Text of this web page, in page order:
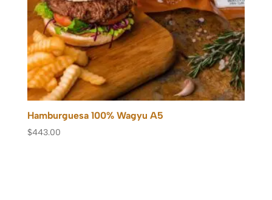
Hamburguesa 100% Wagyu A5
$443.00